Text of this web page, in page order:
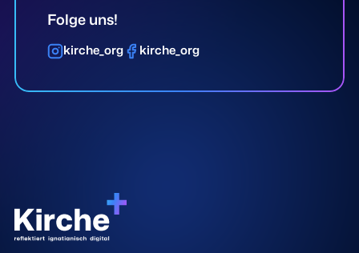
Folge uns!
kirche_org kirche_org